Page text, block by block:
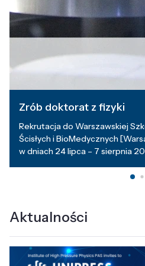
Zrób doktorat z fizyki
Rekrutacja do Warszawskiej
Ścisłych i BioMedycznych
w dniach 24 lipca – 7 sierpnia
Aktualności